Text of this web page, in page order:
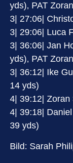
yds), PAT
3| 27:06|
3| 29:06| Luca
3| 36:06| Jan
yds), PAT
3| 36:12| Ike
14 yds)
4| 39:12| Zoran
4| 39:18|
39 yds)
Bild: Sarah